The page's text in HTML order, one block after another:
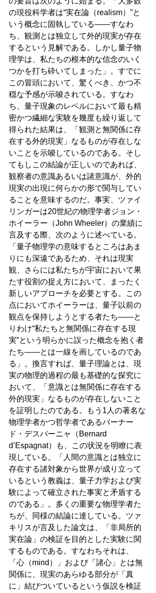
の現役科学者は“実在論（realism）”と
いう概念に固執している――すなわ
ち、観測とは独立して外的現実が存在
するという見解である。しかし量子物
理学は、私たちの根本的な信念のいく
つかを打ち砕いてしまった」。すでに
この冒頭において、驚くべき、かつ不
穏な予感が示唆されている。すなわ
ち、量子現象のレベルにおいて最も精
密かつ繊細な実験を幾度も繰り返して
得られた結果は、「観測と無関係に存
在する外的現実」なるものが存在しな
いことを示唆しているのである。そし
てもしこの結論が正しいのであれば、
観察者の意識あるいは諸意識が、外的
現実の出現に何らかの形で関与してい
ることを意味するのだ。事実、ツァイ
リンガーは20世紀の物理学者ジョン・
ホイーラー（John Wheeler）の業績に
言及する際、次のように述べている。
「量子物理学の意味するところはあま
りにも深遠であるため、それは現実
観、さらには私たちが宇宙において果
たす役割の捉え方において、まったく
新しいアプローチを必要とする。この
点においてホイーラーは、量子以前の
観点を保持しようとする者たち――と
りわけ“私たちと無関係に存在する現
実”という明らかに誤った概念を抱く者
たち――とは一線を画しているのであ
る」。換言すれば、量子理論とは、現
実の物理的過程の最も基礎的な探究に
おいて、「意識とは無関係に存在する
外的現実」なるものが存在しないこと
を証明したのである。もう1人の著名な
物理学者かつ哲学者であるバーナー
ド・デスパーニャ（Bernard
d’Espagnat）も、この状況を明瞭に表
現している。「人間の意識とは独立に
存在する諸対象から世界が成り立って
いるという教義は、量子力学および実
験によって確立された事実と矛盾する
のである」。多くの重要な物理学者た
ちが、同様の結論に達している。ツァ
キリスが言及した論文は、「非局所的
実在論」の検証を目的とした実験に関
するものである。すなわちそれは、
「心（mind）」および「諸心」とは無
関係に、現実のあらゆる部分が「真
に」結びついているという仮説を検証